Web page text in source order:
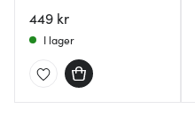
449 kr
I lager